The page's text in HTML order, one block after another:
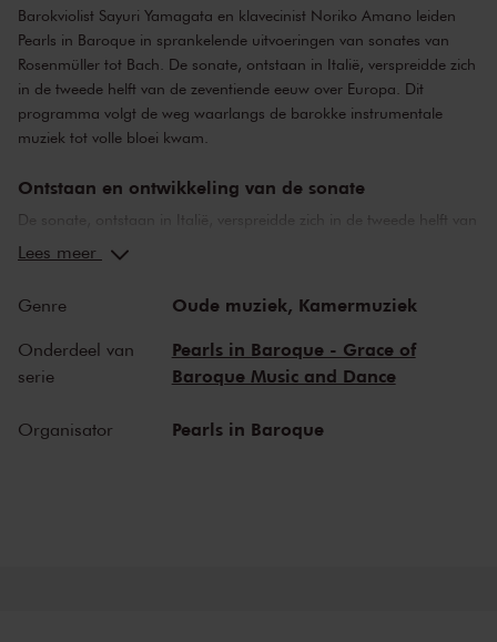
Barokviolist Sayuri Yamagata en klavecinist Noriko Amano leiden
Pearls in Baroque in sprankelende uitvoeringen van sonates van
Rosenmüller tot Bach. De sonate, ontstaan in Italië, verspreidde zich
in de tweede helft van de zeventiende eeuw over Europa. Dit
programma volgt de weg waarlangs de barokke instrumentale
muziek tot volle bloei kwam.
Ontstaan en ontwikkeling van de sonate
De sonate, ontstaan in Italië, verspreidde zich in de tweede helft van
de zeventiende eeuw over Europa en nam – over grenzen heen –
muziekleven, terwijl Purcell de elegante Engelse triosonate
vertegenwoordigt. In het werk van Bach komt deze ontwikkeling tot
een bijzondere verfijning in een levendige wereld van contrapunt.
Zo ontvouwt zich een muzikale reis waarin stijlen, ideeën en
waarlangs de barokke instrumentale muziek tot volle bloei kwam.
Lees meer
Genre Oude muziek, Kamermuziek
Onderdeel van
serie
Pearls in Baroque - Grace of
Baroque Music and Dance
Organisator Pearls in Baroque